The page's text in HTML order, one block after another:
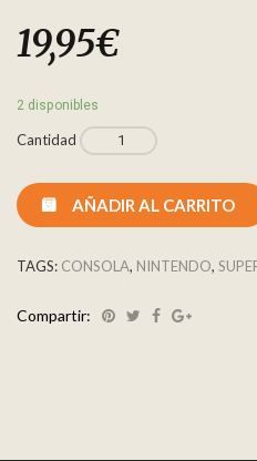
19,95€
2 disponibles
Cantidad
AÑADIR AL CARRITO
TAGS: CONSOLA, NINTENDO,
Compartir: